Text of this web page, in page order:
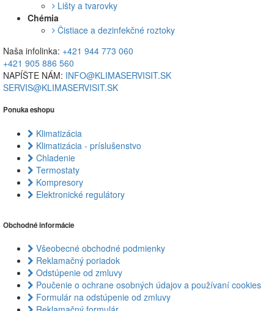
Lišty a tvarovky
Chémia
Čistiace a dezinfekčné roztoky
Naša infolinka: +421 944 773 060
+421 905 886 560
NAPÍŠTE NÁM: INFO@KLIMASERVISIT.SK
SERVIS@KLIMASERVISIT.SK
Ponuka eshopu
Klimatizácia
Klimatizácia - príslušenstvo
Chladenie
Termostaty
Kompresory
Elektronické regulátory
Obchodné informácie
Všeobecné obchodné podmienky
Reklamačný poriadok
Odstúpenie od zmluvy
Poučenie o ochrane osobných údajov a používaní cookies
Formulár na odstúpenie od zmluvy